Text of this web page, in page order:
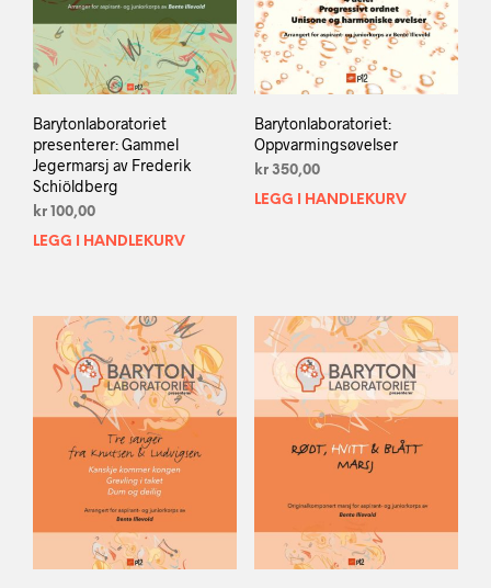
Barytonlaboratoriet
presenterer: Gammel
Jegermarsj av Frederik
Schiöldberg
kr 100,00
LEGG I HANDLEKURV
Barytonlaboratoriet:
Oppvarmingsøvelser
kr350,00
LEGG I HANDLEKURV